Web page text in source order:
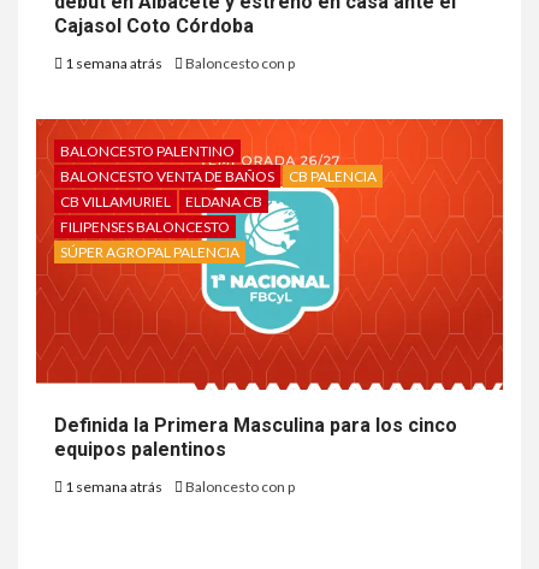
Cajasol Coto Córdoba
1 semana atrás Baloncesto con p
BALONCESTO PALENTINO
BALONCESTO VENTA DE BAÑOS
CB PALENCIA
CB VILLAMURIEL
ELDANA CB
FILIPENSES BALONCESTO
SÚPER AGROPAL PALENCIA
Definida la Primera Masculina para los cinco
equipos palentinos
1 semana atrás Baloncesto con p